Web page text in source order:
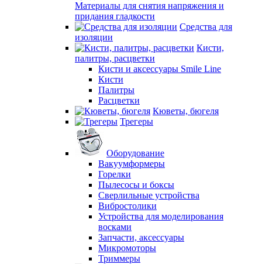
Материалы для снятия напряжения и
придания гладкости
Средства для
изоляции
Кисти,
палитры, расцветки
Кисти и аксессуары Smile Line
Кисти
Палитры
Расцветки
Кюветы, бюгеля
Трегеры
Оборудование
Вакуумформеры
Горелки
Пылесосы и боксы
Сверлильные устройства
Вибростолики
Устройства для моделирования
восками
Запчасти, аксессуары
Микромоторы
Триммеры